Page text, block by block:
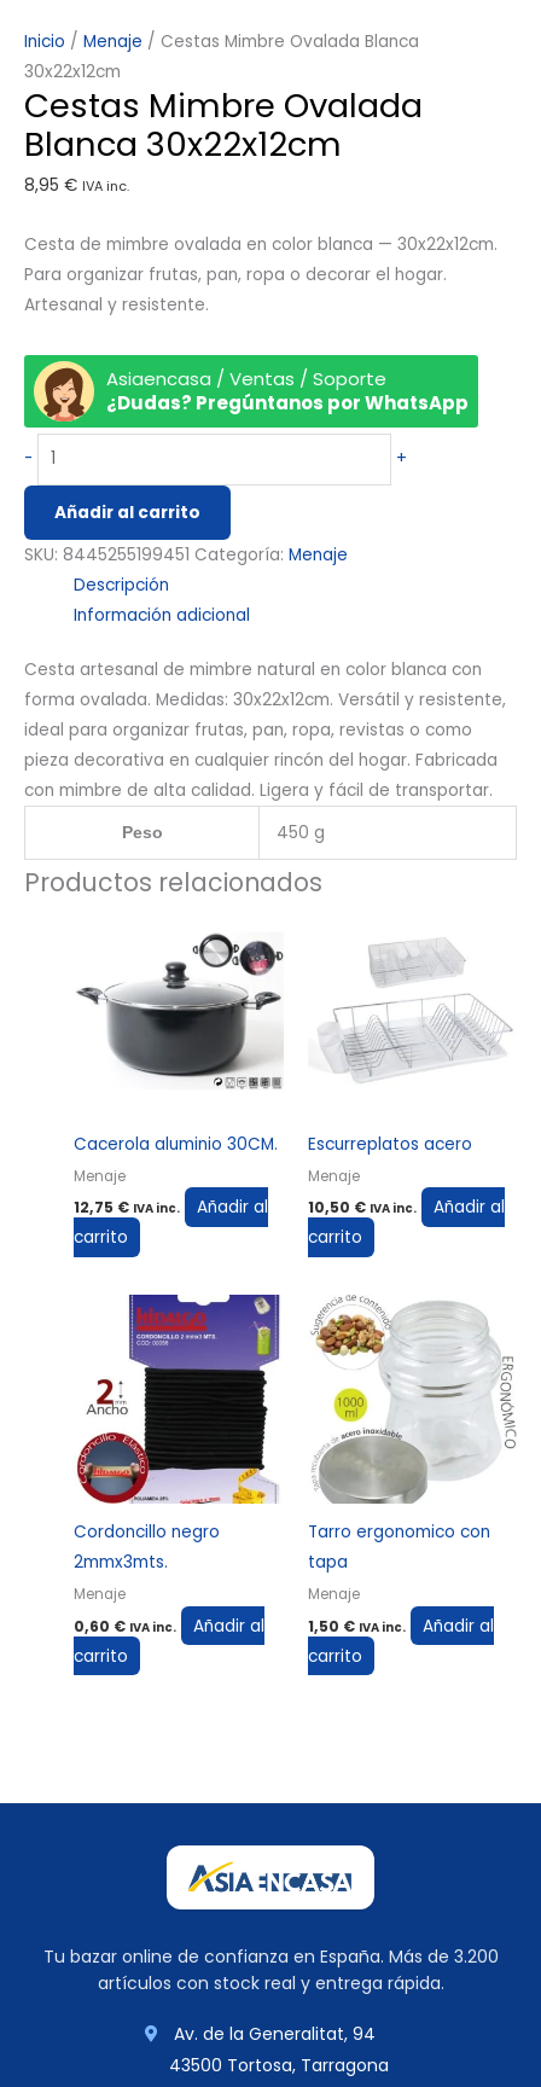
Inicio / Menaje / Cestas Mimbre Ovalada Blanca
30x22x12cm
Cestas Mimbre Ovalada
Blanca 30x22x12cm
8,95 € IVA inc.
Cesta de mimbre ovalada en color blanca — 30x22x12cm.
Para organizar frutas, pan, ropa o decorar el hogar.
Artesanal y resistente.
Asiaencasa / Ventas / Soporte
¿Dudas? Pregúntanos por WhatsApp
- +
Añadir al carrito
SKU: 8445255199451 Categoría: Menaje
Descripción
Información adicional
Cesta artesanal de mimbre natural en color blanca con
forma ovalada. Medidas: 30x22x12cm. Versátil y resistente,
ideal para organizar frutas, pan, ropa, revistas o como
pieza decorativa en cualquier rincón del hogar. Fabricada
con mimbre de alta calidad. Ligera y fácil de transportar.
Peso 450 g
Productos relacionados
Cacerola aluminio 30CM.
Menaje
12,75 € IVA inc.
Añadir al
carrito
Escurreplatos acero
Menaje
10,50 € IVA inc.
Añadir al
carrito
Cordoncillo negro
2mmx3mts.
Menaje
0,60 € IVA inc.
Añadir al
carrito
Tarro ergonomico con
tapa
Menaje
1,50 € IVA inc.
Añadir al
carrito
Tu bazar online de confianza en España. Más de 3.200
artículos con stock real y entrega rápida.
Av. de la Generalitat, 94
43500 Tortosa, Tarragona